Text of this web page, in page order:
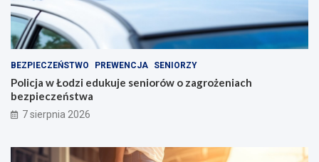
BEZPIECZEŃSTWO PREWENCJA SENIORZY
Policja w Łodzi edukuje seniorów o zagrożeniach
bezpieczeństwa
7 sierpnia 2026